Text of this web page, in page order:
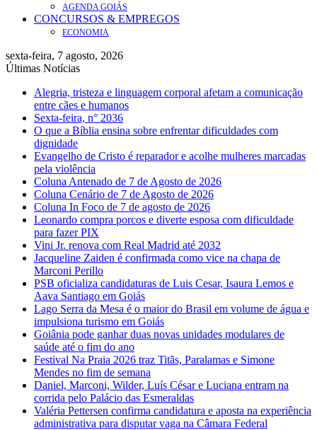
AGENDA GOIÁS
CONCURSOS & EMPREGOS
ECONOMIA
sexta-feira, 7 agosto, 2026
Últimas Notícias
Alegria, tristeza e linguagem corporal afetam a comunicação
entre cães e humanos
Sexta-feira, n° 2036
O que a Bíblia ensina sobre enfrentar dificuldades com
dignidade
Evangelho de Cristo é reparador e acolhe mulheres marcadas
pela violência
Coluna Antenado de 7 de Agosto de 2026
Coluna Cenário de 7 de Agosto de 2026
Coluna In Foco de 7 de agosto de 2026
Leonardo compra porcos e diverte esposa com dificuldade
para fazer PIX
Vini Jr. renova com Real Madrid até 2032
Jacqueline Zaiden é confirmada como vice na chapa de
Marconi Perillo
PSB oficializa candidaturas de Luis Cesar, Isaura Lemos e
Aava Santiago em Goiás
Lago Serra da Mesa é o maior do Brasil em volume de água e
impulsiona turismo em Goiás
Goiânia pode ganhar duas novas unidades modulares de
saúde até o fim do ano
Festival Na Praia 2026 traz Titãs, Paralamas e Simone
Mendes no fim de semana
Daniel, Marconi, Wilder, Luís César e Luciana entram na
corrida pelo Palácio das Esmeraldas
Valéria Pettersen confirma candidatura e aposta na experiência
administrativa para disputar vaga na Câmara Federal